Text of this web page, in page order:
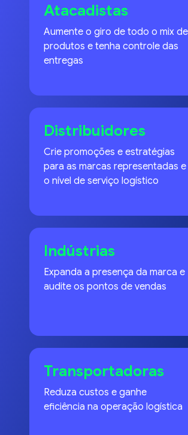
Atacadistas
Aumente o giro de todo o mix de
produtos e tenha controle das
entregas
Distribuidores
Crie promoções e estratégias
para as marcas representadas e
o nível de serviço logístico
Indústrias
Expanda a presença da marca e
audite os pontos de vendas
Transportadoras
Reduza custos e ganhe
eficiência na operação logística